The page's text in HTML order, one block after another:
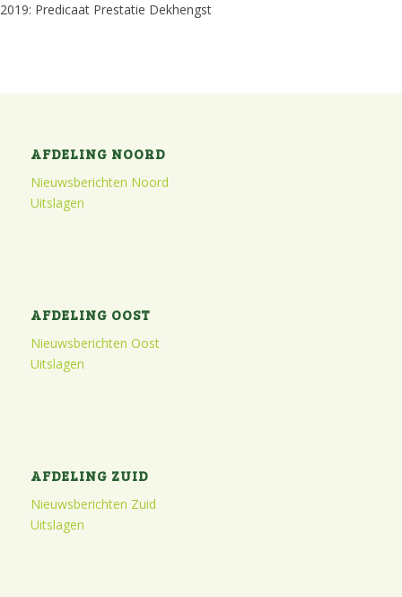
2019: Predicaat Prestatie Dekhengst
AFDELING NOORD
Nieuwsberichten Noord
Uitslagen
AFDELING OOST
Nieuwsberichten Oost
Uitslagen
AFDELING ZUID
Nieuwsberichten Zuid
Uitslagen